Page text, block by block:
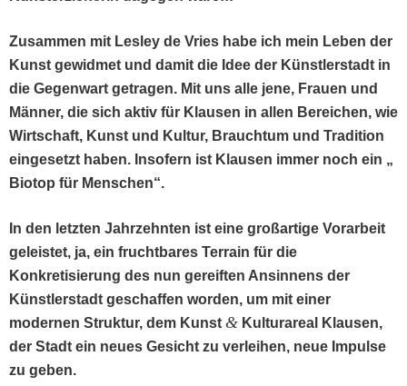
Zusam­men mit Les­ley de Vries habe ich mein Leben der
Kun­st gewid­met und damit die Idee der Kün­stler­stadt in
die Gegen­wart getra­gen. Mit uns alle jene, Frauen und
Män­ner, die sich aktiv für Klausen in allen Bere­ichen, wie
Wirtschaft, Kun­st und Kul­tur, Brauch­tum und Tra­di­tion
einge­set­zt haben. Insofern ist Klausen immer noch ein „
Biotop für Menschen“.
In den let­zten Jahrzehn­ten ist eine großar­tige Vorar­beit
geleis­tet, ja, ein frucht­bares Ter­rain für die
Konkretisierung des nun gereiften Ansin­nens der
Kün­stler­stadt geschaf­fen wor­den, um mit ein­er
mod­er­nen Struk­tur, dem Kun­st & Kul­tur­areal Klausen,
der Stadt ein neues Gesicht zu ver­lei­hen, neue Impulse
zu geben.